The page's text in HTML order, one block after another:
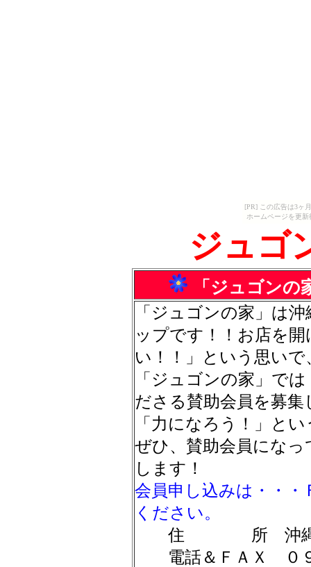
[PR] この広告は3ヶ
ホームページを更
ジュゴ
「ジュゴンの
「ジュゴンの家」は
ップです！！お店を
い！！」という思い
「ジュゴンの家」で
ださる賛助会員を募集
「力になろう！」と
ぜひ、賛助会員にな
します！
会員申し込みは・・
ください。
住 所 沖縄県名
電話＆ＦＡＸ ０